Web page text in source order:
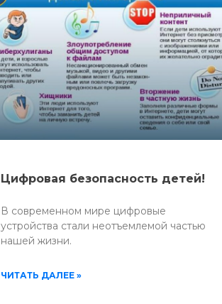
Цифровая безопасность детей!
В современном мире цифровые
устройства стали неотъемлемой частью
нашей жизни.
ЧИТАТЬ ДАЛЕЕ »